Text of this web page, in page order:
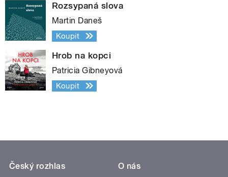
Rozsypaná slova
Martin Daneš
Koupit
Hrob na kopci
Patricia Gibneyová
Koupit
Český rozhlas
O nás